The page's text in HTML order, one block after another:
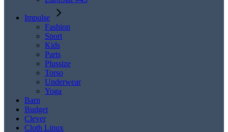
Impulse
Fashion
Sport
Kids
Parts
Plussize
Torso
Underwear
Yoga
Barn
Budget
Clever
Cloth Linux